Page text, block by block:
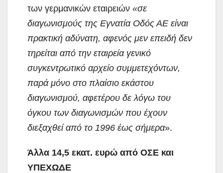
των γερμανικών εταιρειών «σε
διαγωνισμούς της Εγνατία Οδός ΑΕ είναι
πρακτική αδύνατη, αφενός μεν επειδή δεν
τηρείται από την εταιρεία γενικό
συγκεντρωτικό αρχείο συμμετεχόντων,
παρά μόνο στο πλαίσιο εκάστου
διαγωνισμού, αφετέρου δε λόγω του
όγκου των διαγωνισμών που έχουν
διεξαχθεί από το 1996 έως σήμερα».
Άλλα 14,5 εκατ. ευρώ από ΟΣΕ και
ΥΠΕΧΩΔΕ